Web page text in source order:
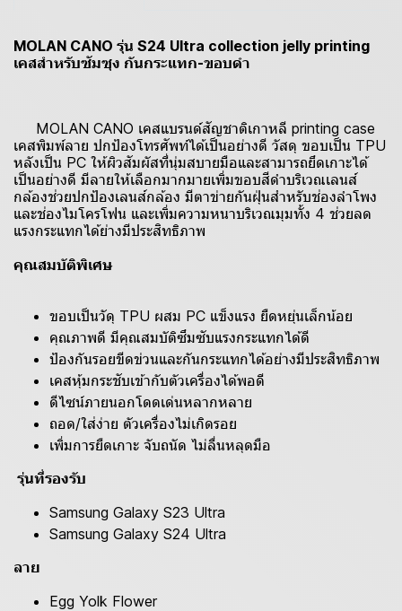
MOLAN CANO รุ่น S24 Ultra collection jelly printing
เคสสำหรับซัมซุง กันกระแทก-ขอบดำ
MOLAN CANO เคสแบรนด์สัญชาติเกาหลี printing case
เคสพิมพ์ลาย ปกป้องโทรศัพท์ได้เป็นอย่างดี วัสดุ ขอบเป็น TPU
หลังเป็น PC ให้ผิวสัมผัสที่นุ่มสบายมือและสามารถยึดเกาะได้
เป็นอย่างดี มีลายให้เลือกมากมายเพิ่มขอบสีดำบริเวณเลนส์
กล้องช่วยปกป้องเลนส์กล้อง มีตาข่ายกันฝุ่นสำหรับช่องลำโพง
และช่องไมโครโฟน และเพิ่มความหนาบริเวณมุมทั้ง 4 ช่วยลด
แรงกระแทกได้ย่างมีประสิทธิภาพ
คุณสมบัติพิเศษ
ขอบเป็นวัดุ TPU ผสม PC แข็งแรง ยืดหยุ่นเล็กน้อย
คุณภาพดี มีคุณสมบัติซึมซับแรงกระแทกได้ดี
ป้องกันรอยขีดข่วนและกันกระแทกได้อย่างมีประสิทธิภาพ
เคสหุ้มกระชับเข้ากับตัวเครื่องได้พอดี
ดีไซน์ภายนอกโดดเด่นหลากหลาย
ถอด/ใส่ง่าย ตัวเครื่องไม่เกิดรอย
เพิ่มการยืดเกาะ จับถนัด ไม่ลื่นหลุดมือ
รุ่นที่รองรับ
Samsung Galaxy S23 Ultra
Samsung Galaxy S24 Ultra
ลาย
Egg Yolk Flower